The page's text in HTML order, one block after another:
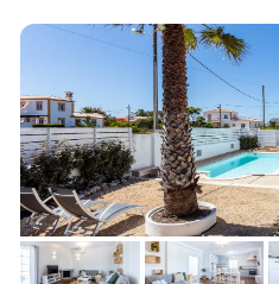
hóspedes em 4 quartos
único. Cada quarto está
para garantir um...